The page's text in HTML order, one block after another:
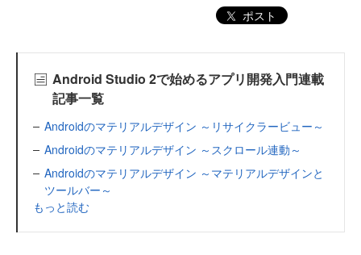
ポスト
Android Studio 2で始めるアプリ開発入門連載
記事一覧
Androidのマテリアルデザイン ～リサイクラービュー～
Androidのマテリアルデザイン ～スクロール連動～
Androidのマテリアルデザイン ～マテリアルデザインと
ツールバー～
もっと読む